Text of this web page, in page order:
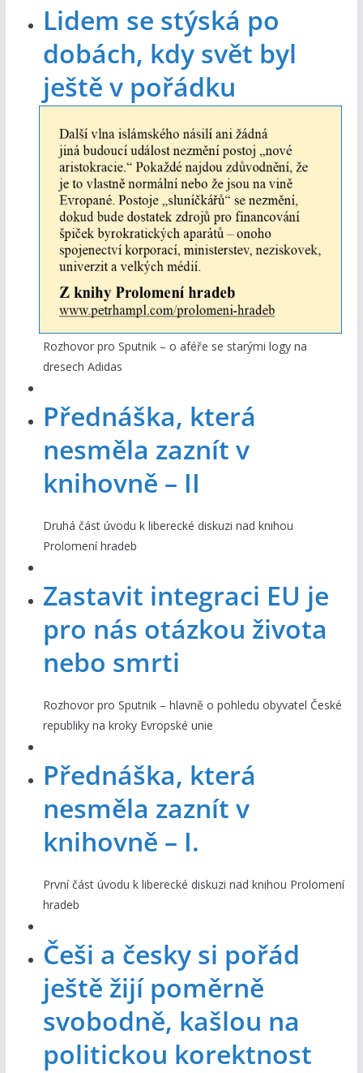
Lidem se stýská po
dobách, kdy svět byl
ještě v pořádku
Rozhovor pro Sputnik – o aféře se starými logy na
dresech Adidas
Přednáška, která
nesměla zaznít v
knihovně – II
Druhá část úvodu k liberecké diskuzi nad knihou
Prolomení hradeb
Zastavit integraci EU je
pro nás otázkou života
nebo smrti
Rozhovor pro Sputnik – hlavně o pohledu obyvatel České
republiky na kroky Evropské unie
Přednáška, která
nesměla zaznít v
knihovně – I.
První část úvodu k liberecké diskuzi nad knihou Prolomení
hradeb
Češi a česky si pořád
ještě žijí poměrně
svobodně, kašlou na
politickou korektnost